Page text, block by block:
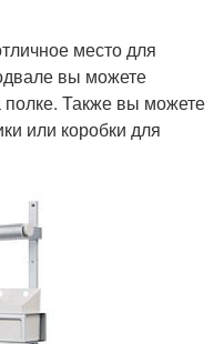
место для
вы можете
полке. Также вы можете
или коробки для